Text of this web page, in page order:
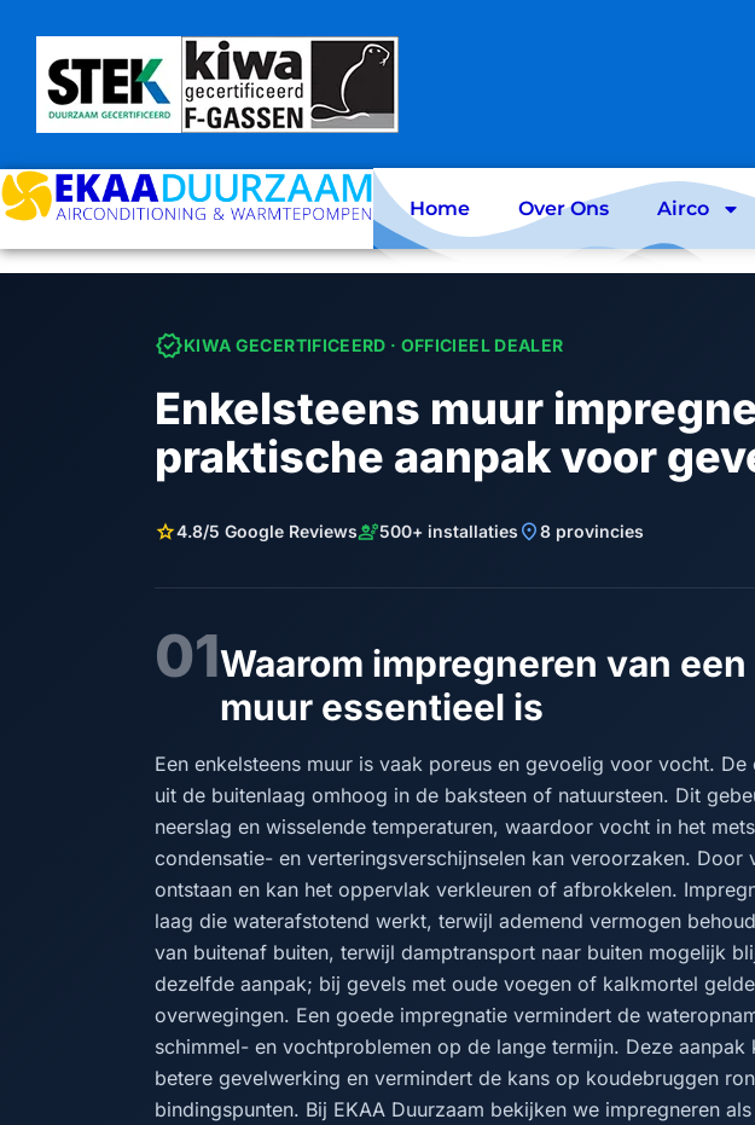
content
Home Over Ons Airco
verifiedKIWA GECERTIFICEERD · OFFICIEEL DEALER
Enkelsteens muur
praktische aanpak voor
star4.8/5 Google Reviewsengineering500+ installaties location_on8 provincies
01Waarom impregneren van
muur essentieel is
Een enkelsteens muur is vaak poreus en gevoelig voor vocht.
uit de buitenlaag omhoog in de baksteen of natuursteen. Dit
neerslag en wisselende temperaturen, waardoor vocht in het
condensatie- en verteringsverschijnselen kan veroorzaken. Door
ontstaan en kan het oppervlak verkleuren of afbrokkelen.
laag die waterafstotend werkt, terwijl ademend vermogen
van buitenaf buiten, terwijl damptransport naar buiten mogelijk
dezelfde aanpak; bij gevels met oude voegen of kalkmortel
overwegingen. Een goede impregnatie vermindert de
schimmel- en vochtproblemen op de lange termijn. Deze
betere gevelwerking en vermindert de kans op koudebruggen
bindingspunten. Bij EKAA Duurzaam bekijken we impregneren